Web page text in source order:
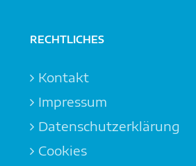
RECHTLICHES
Kontakt
Impressum
Datenschutzerklärung
Cookies